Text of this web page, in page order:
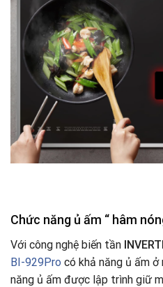
Chức năng ủ ấm “ hâm
Với công nghệ biến tần
BI-929Pro có khả năng ủ ấm
năng ủ ấm được lập trình giữ